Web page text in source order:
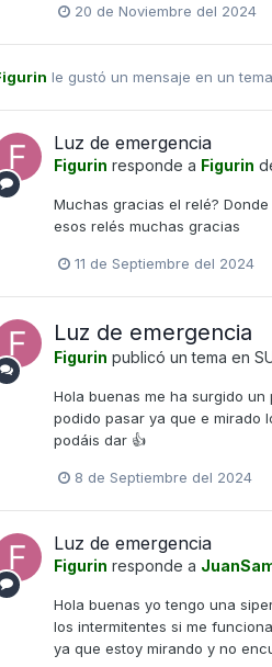
20 de Noviembre del 2024
le gustó un mensaje en un
Luz de emergencia
Figurin responde a Figurin
Muchas gracias el relé?
esos relés muchas gracias
11 de Septiembre del 2024
Luz de emergencia
Figurin publicó un tema en
Hola buenas me ha surgido
podido pasar ya que e mirado
podáis dar 👍
8 de Septiembre del 2024
Luz de emergencia
Figurin responde a
Hola buenas yo tengo una
los intermitentes si me
ya que estoy mirando y no